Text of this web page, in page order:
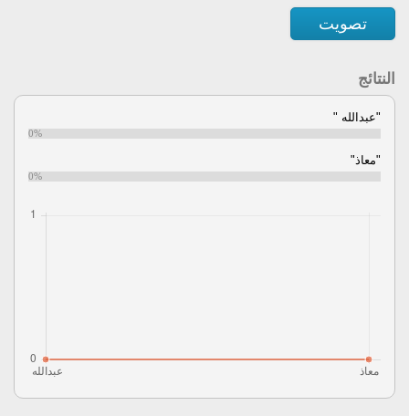
تصويت
النتائج
"عبدالله "
0%
"معاذ"
0%